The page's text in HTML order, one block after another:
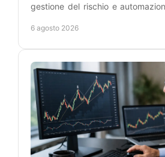
gestione del rischio e
giorno.
6 agosto 2026